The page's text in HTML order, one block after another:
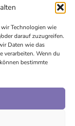
Technologien wie
darauf zuzugreifen.
Daten wie das
verarbeiten. Wenn du
bestimmte
Naturkosmetik